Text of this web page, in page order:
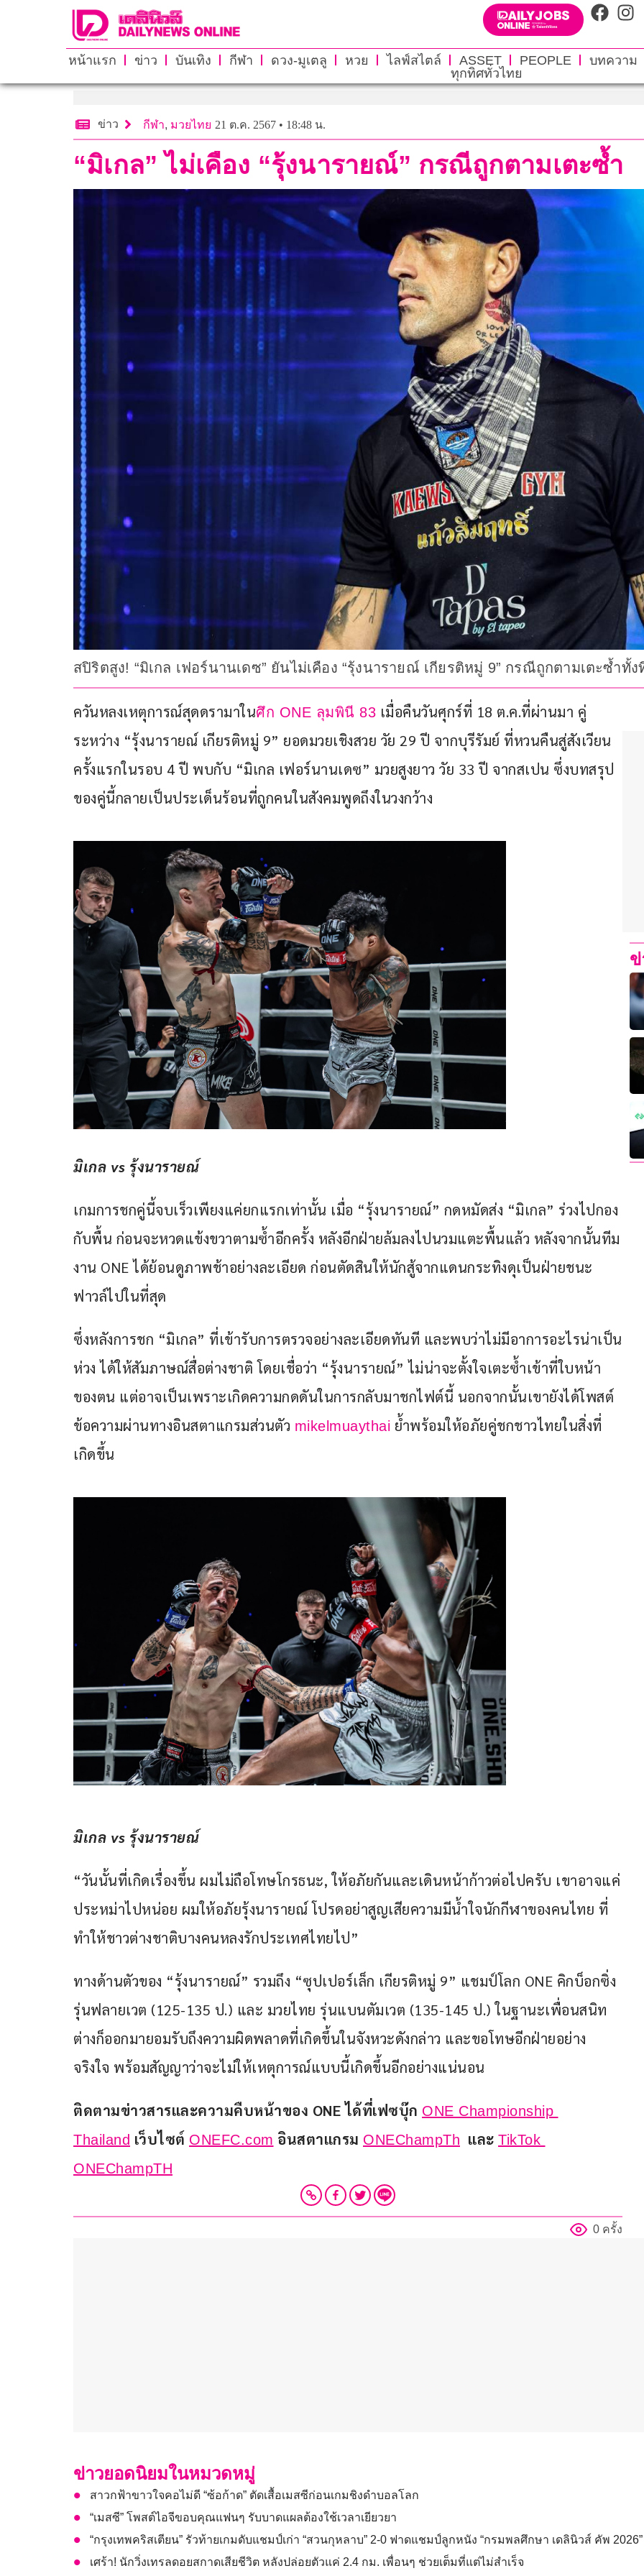
หน้าแรก ข่าว บันเทิง กีฬา ดวง-มูเตลู หวย ไลฟ์สไตล์ ASSET PEOPLE
บทความ
ทุกทิศทั่วไทย
ข่าว กีฬา, มวยไทย 21 ต.ค. 2567 • 18:48 น.
“มิเกล” ไม่เคือง “รุ้งนารายณ์” กรณีถูกตามเตะซ้ำ
สปิริตสูง! “มิเกล เฟอร์นานเดซ” ยันไม่เคือง “รุ้งนารายณ์ เกียรติหมู่ 9” กรณีถูกตามเตะซ้ำทั้
ควันหลงเหตุการณ์สุดดรามาในศึก ONE ลุมพินี 83 เมื่อคืนวันศุกร์ที่ 18 ต.ค.ที่ผ่านมา คู่
ระหว่าง “รุ้งนารายณ์ เกียรติหมู่ 9” ยอดมวยเชิงสวย วัย 29 ปี จากบุรีรัมย์ ที่หวนคืนสู่สังเวียน
ครั้งแรกในรอบ 4 ปี พบกับ “มิเกล เฟอร์นานเดซ” มวยสูงยาว วัย 33 ปี จากสเปน ซึ่งบทสรุป
ของคู่นี้กลายเป็นประเด็นร้อนที่ถูกคนในสังคมพูดถึงในวงกว้าง
มิเกล vs รุ้งนารายณ์
เกมการชกคู่นี้จบเร็วเพียงแค่ยกแรกเท่านั้น เมื่อ “รุ้งนารายณ์” กดหมัดส่ง “มิเกล” ร่วงไปกอง
กับพื้น ก่อนจะหวดแข้งขวาตามซ้ำอีกครั้ง หลังอีกฝ่ายล้มลงไปนวมแตะพื้นแล้ว หลังจากนั้นทีม
งาน ONE ได้ย้อนดูภาพช้าอย่างละเอียด ก่อนตัดสินให้นักสู้จากแดนกระทิงดุเป็นฝ่ายชนะ
ฟาวล์ไปในที่สุด
ซึ่งหลังการชก “มิเกล” ที่เข้ารับการตรวจอย่างละเอียดทันที และพบว่าไม่มีอาการอะไรน่าเป็น
ห่วง ได้ให้สัมภาษณ์สื่อต่างชาติ โดยเชื่อว่า “รุ้งนารายณ์” ไม่น่าจะตั้งใจเตะซ้ำเข้าที่ใบหน้า
ของตน แต่อาจเป็นเพราะเกิดความกดดันในการกลับมาชกไฟต์นี้ นอกจากนั้นเขายังได้โพสต์
ข้อความผ่านทางอินสตาแกรมส่วนตัว mikelmuaythai ย้ำพร้อมให้อภัยคู่ชกชาวไทยในสิ่งที่
เกิดขึ้น
มิเกล vs รุ้งนารายณ์
“วันนั้นที่เกิดเรื่องขึ้น ผมไม่ถือโทษโกรธนะ, ให้อภัยกันและเดินหน้าก้าวต่อไปครับ เขาอาจแค่
ประหม่าไปหน่อย ผมให้อภัยรุ้งนารายณ์ โปรดอย่าสูญเสียความมีน้ำใจนักกีฬาของคนไทย ที่
ทำให้ชาวต่างชาติบางคนหลงรักประเทศไทยไป”
ทางด้านตัวของ “รุ้งนารายณ์” รวมถึง “ซุปเปอร์เล็ก เกียรติหมู่ 9” แชมป์โลก ONE คิกบ็อกซิ่ง
รุ่นฟลายเวต (125-135 ป.) และ มวยไทย รุ่นแบนตัมเวต (135-145 ป.) ในฐานะเพื่อนสนิท
ต่างก็ออกมายอมรับถึงความผิดพลาดที่เกิดขึ้นในจังหวะดังกล่าว และขอโทษอีกฝ่ายอย่าง
จริงใจ พร้อมสัญญาว่าจะไม่ให้เหตุการณ์แบบนี้เกิดขึ้นอีกอย่างแน่นอน
ติดตามข่าวสารและความคืบหน้าของ ONE ได้ที่เฟซบุ๊ก ONE Championship
Thailand เว็บไซต์ ONEFC.com อินสตาแกรม ONEChampTh และ TikTok
ONEChampTH
0 ครั้ง
ข่
ข่าวยอดนิยมในหมวดหมู่
สาวกฟ้าขาวใจคอไม่ดี “ซ้อก้าด” ตัดเสื้อเมสซีก่อนเกมชิงดำบอลโลก
“เมสซี” โพสต์ไอจีขอบคุณแฟนๆ รับบาดแผลต้องใช้เวลาเยียวยา
“กรุงเทพคริสเตียน” รัวท้ายเกมดับแชมป์เก่า “สวนกุหลาบ” 2-0 ฟาดแชมป์ลูกหนัง “กรมพลศึกษา เดลินิวส์ คัพ
เศร้า! นักวิ่งเทรลดอยสกาดเสียชีวิต หลังปล่อยตัวแค่ 2.4 กม. เพื่อนๆ ช่วยเต็มที่แต่ไม่สำเร็จ